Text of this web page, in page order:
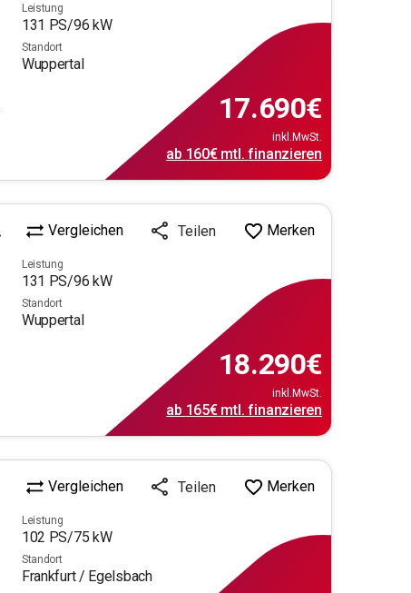
Leistung
131 PS/96 kW
Standort
Wuppertal
17.690€
inkl.MwSt.
ab 160€mtl. finanzieren
Vergleichen Teilen Merken
Leistung
131 PS/96 kW
Standort
Wuppertal
18.290€
inkl.MwSt.
ab 165€mtl. finanzieren
Vergleichen Teilen Merken
Leistung
102 PS/75 kW
Standort
Frankfurt / Egelsbach